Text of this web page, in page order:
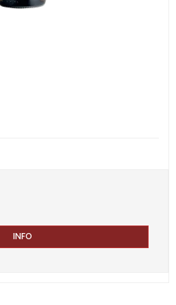
INFO